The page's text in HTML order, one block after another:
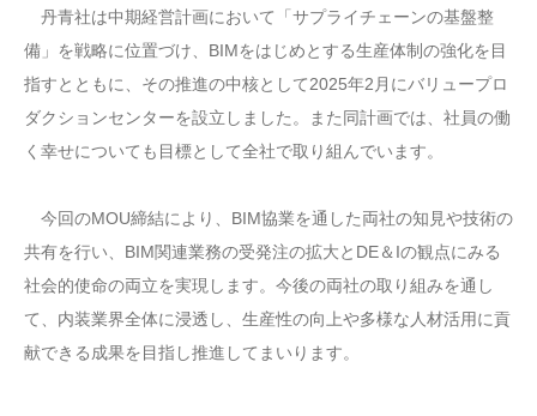
丹青社は中期経営計画において「サプライチェーンの基盤整
備」を戦略に位置づけ、BIMをはじめとする生産体制の強化を目
指すとともに、その推進の中核として2025年2月にバリュープロ
ダクションセンターを設立しました。また同計画では、社員の働
く幸せについても目標として全社で取り組んでいます。
今回のMOU締結により、BIM協業を通した両社の知見や技術の
共有を行い、BIM関連業務の受発注の拡大とDE＆Iの観点にみる
社会的使命の両立を実現します。今後の両社の取り組みを通し
て、内装業界全体に浸透し、生産性の向上や多様な人材活用に貢
献できる成果を目指し推進してまいります。